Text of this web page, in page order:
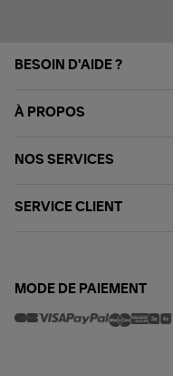
BESOIN D'AIDE ?
À PROPOS
NOS SERVICES
SERVICE CLIENT
MODE DE PAIEMENT